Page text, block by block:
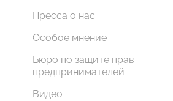
Пресса о нас
Особое мнение
Бюро по защите прав
предпринимателей
Видео